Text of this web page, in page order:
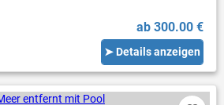
ab 300.00 €
➤ Details anzeigen